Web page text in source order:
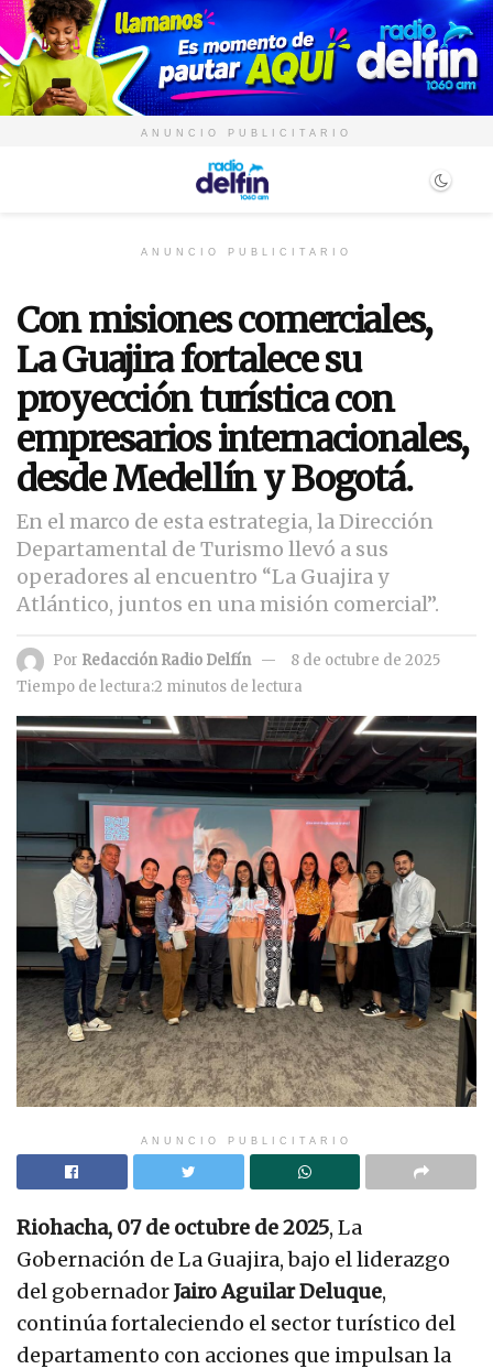
ANUNCIO PUBLICITARIO
ANUNCIO PUBLICITARIO
Con misiones comerciales,
La Guajira fortalece su
proyección turística con
empresarios internacionales,
desde Medellín y Bogotá.
En el marco de esta estrategia, la Dirección
Departamental de Turismo llevó a sus
operadores al encuentro “La Guajira y
Atlántico, juntos en una misión comercial”.
Por Redacción Radio Delfín
8 de octubre de 2025
Tiempo de lectura:2 minutos de lectura
ANUNCIO PUBLICITARIO
Riohacha, 07 de octubre de 2025, La
Gobernación de La Guajira, bajo el liderazgo
del gobernadorJairo Aguilar Deluque,
continúa fortaleciendo el sector turístico del
departamento con acciones que impulsan la